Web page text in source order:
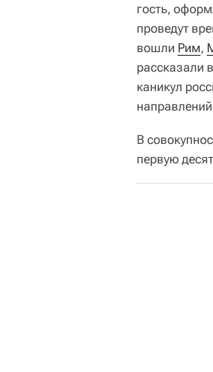
гость,
проведут
вошли Рим,
рассказали
каникул
В
первую